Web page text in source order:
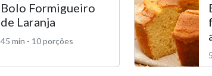
Bolo Formigueiro
de Laranja
45 min - 10 porções